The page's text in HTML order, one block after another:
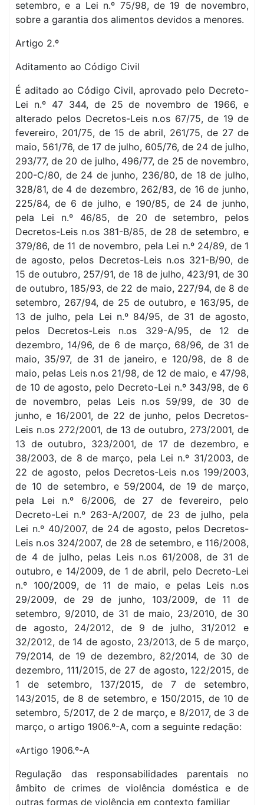
setembro, e a Lei n.º 75/98, de 19 de novembro,
sobre a garantia dos alimentos devidos a menores.
Artigo 2.º
Aditamento ao Código Civil
É aditado ao Código Civil, aprovado pelo Decreto-
Lei n.º 47 344, de 25 de novembro de 1966, e
alterado pelos Decretos-Leis n.os 67/75, de 19 de
fevereiro, 201/75, de 15 de abril, 261/75, de 27 de
maio, 561/76, de 17 de julho, 605/76, de 24 de julho,
293/77, de 20 de julho, 496/77, de 25 de novembro,
200-C/80, de 24 de junho, 236/80, de 18 de julho,
328/81, de 4 de dezembro, 262/83, de 16 de junho,
225/84, de 6 de julho, e 190/85, de 24 de junho,
pela Lei n.º 46/85, de 20 de setembro, pelos
Decretos-Leis n.os 381-B/85, de 28 de setembro, e
379/86, de 11 de novembro, pela Lei n.º 24/89, de 1
de agosto, pelos Decretos-Leis n.os 321-B/90, de
15 de outubro, 257/91, de 18 de julho, 423/91, de 30
de outubro, 185/93, de 22 de maio, 227/94, de 8 de
setembro, 267/94, de 25 de outubro, e 163/95, de
13 de julho, pela Lei n.º 84/95, de 31 de agosto,
pelos Decretos-Leis n.os 329-A/95, de 12 de
dezembro, 14/96, de 6 de março, 68/96, de 31 de
maio, 35/97, de 31 de janeiro, e 120/98, de 8 de
maio, pelas Leis n.os 21/98, de 12 de maio, e 47/98,
de 10 de agosto, pelo Decreto-Lei n.º 343/98, de 6
de novembro, pelas Leis n.os 59/99, de 30 de
junho, e 16/2001, de 22 de junho, pelos Decretos-
Leis n.os 272/2001, de 13 de outubro, 273/2001, de
13 de outubro, 323/2001, de 17 de dezembro, e
38/2003, de 8 de março, pela Lei n.º 31/2003, de
22 de agosto, pelos Decretos-Leis n.os 199/2003,
de 10 de setembro, e 59/2004, de 19 de março,
pela Lei n.º 6/2006, de 27 de fevereiro, pelo
Decreto-Lei n.º 263-A/2007, de 23 de julho, pela
Lei n.º 40/2007, de 24 de agosto, pelos Decretos-
Leis n.os 324/2007, de 28 de setembro, e 116/2008,
de 4 de julho, pelas Leis n.os 61/2008, de 31 de
outubro, e 14/2009, de 1 de abril, pelo Decreto-Lei
n.º 100/2009, de 11 de maio, e pelas Leis n.os
29/2009, de 29 de junho, 103/2009, de 11 de
setembro, 9/2010, de 31 de maio, 23/2010, de 30
de agosto, 24/2012, de 9 de julho, 31/2012 e
32/2012, de 14 de agosto, 23/2013, de 5 de março,
79/2014, de 19 de dezembro, 82/2014, de 30 de
dezembro, 111/2015, de 27 de agosto, 122/2015, de
1 de setembro, 137/2015, de 7 de setembro,
143/2015, de 8 de setembro, e 150/2015, de 10 de
setembro, 5/2017, de 2 de março, e 8/2017, de 3 de
março, o artigo 1906.º-A, com a seguinte redação:
«Artigo 1906.º-A
Regulação das responsabilidades parentais no
âmbito de crimes de violência doméstica e de
outras formas de violência em contexto familiar